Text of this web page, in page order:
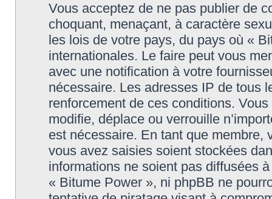
Vous acceptez de ne pas publier de
choquant, menaçant, à caractère
les lois de votre pays, du pays où «
internationales. Le faire peut vous
avec une notification à votre
nécessaire. Les adresses IP de tous
renforcement de ces conditions.
modifie, déplace ou verrouille
est nécessaire. En tant que membre,
vous avez saisies soient stockées
informations ne soient pas diffusées
« Bitume Power », ni phpBB ne